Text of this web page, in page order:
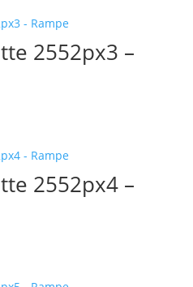
2552px3 –
2552px4 –